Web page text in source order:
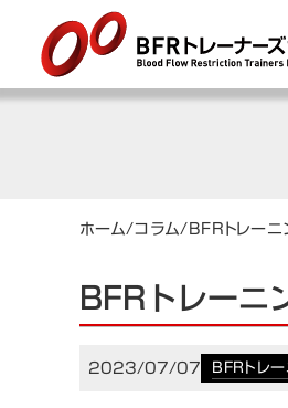
ホーム/コラム/BFRトレーニ
BFRトレー
2023/07/07 BFRトレ